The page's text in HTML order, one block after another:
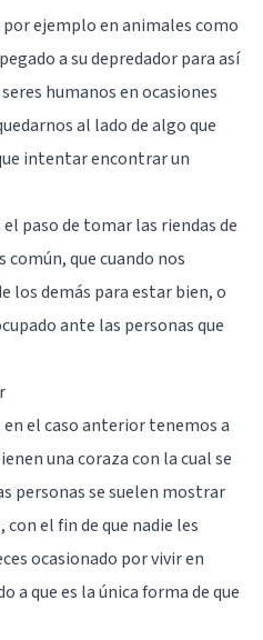
ejemplo en animales como
a su depredador para así
humanos en ocasiones
al lado de algo que
intentar encontrar un
paso de tomar las riendas de
común, que cuando nos
los demás para estar bien, o
ante las personas que
el caso anterior tenemos a
una coraza con la cual se
personas se suelen mostrar
el fin de que nadie les
ocasionado por vivir en
a que es la única forma de que